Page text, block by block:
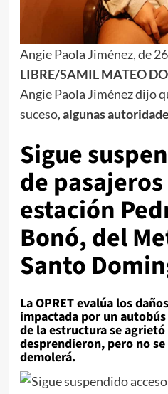
Angie Paola Jiménez, de
LIBRE/SAMIL MATEO
Angie Paola Jiménez dijo
suceso,algunas
Sigue
de
estación
Bonó, del
Santo
La OPRET evalúa los
impactada por un
de la estructura se agrietó
desprendieron, pero no
demolerá.